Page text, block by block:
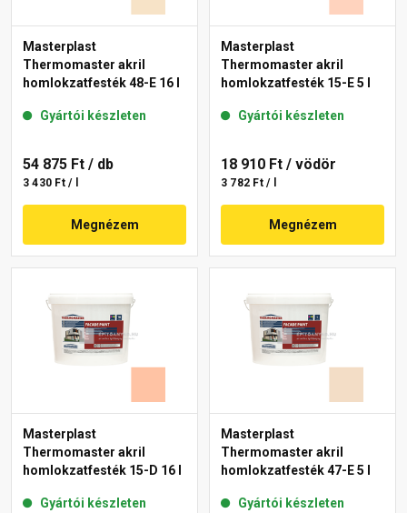
Masterplast
Thermomaster akril
homlokzatfesték 48-E 16 l
Gyártói készleten
54 875 Ft / db
3 430 Ft / l
Megnézem
Masterplast
Thermomaster akril
homlokzatfesték 15-E 5 l
Gyártói készleten
18 910 Ft / vödör
3 782 Ft / l
Megnézem
Masterplast
Thermomaster akril
homlokzatfesték 15-D 16 l
Gyártói készleten
Masterplast
Thermomaster akril
homlokzatfesték 47-E 5 l
Gyártói készleten